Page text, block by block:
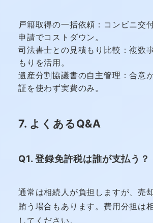
戸籍取得の一括依頼：コンビニ交
申請でコストダウン。
司法書士との見積もり比較：複数
もりを活用。
遺産分割協議書の自主管理：合意
証を使わず実費のみ。
7. よくあるQ&A
Q1. 登録免許税は誰が支払う？
通常は相続人が負担しますが、売
賄う場合もあります。費用分担は
してください。